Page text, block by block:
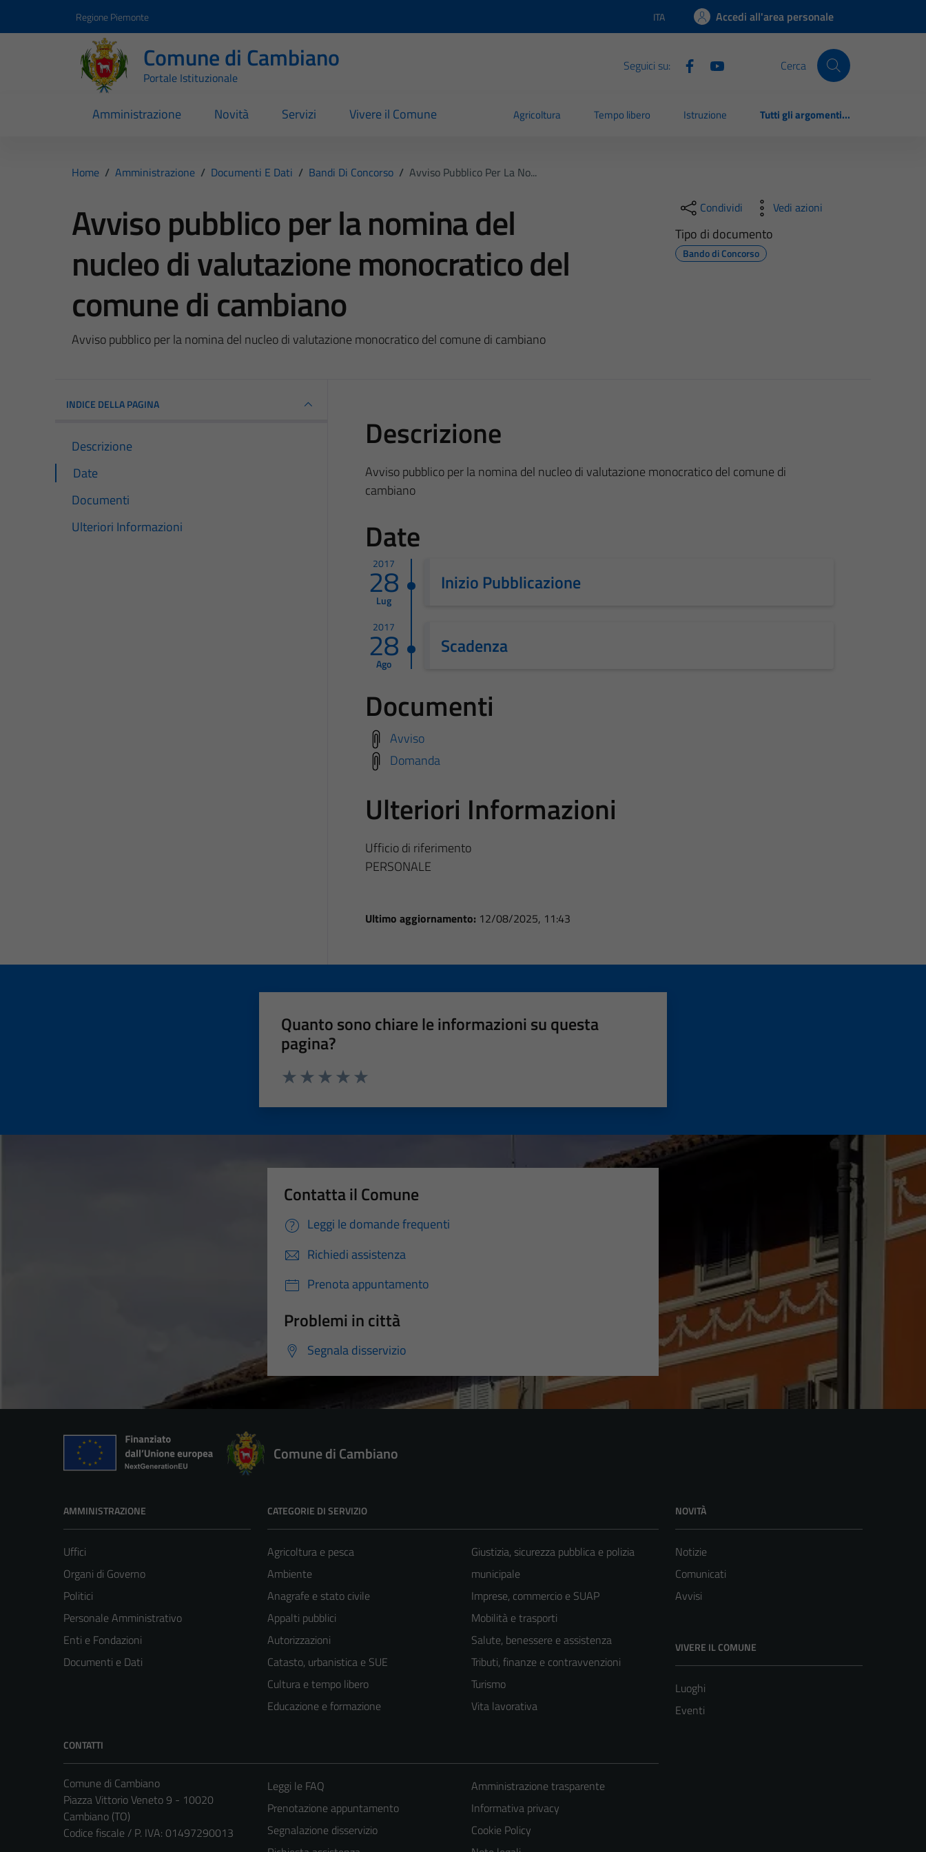
Regione Piemonte Lingua attiva:
ITA Accedi all'area personale
Comune di Cambiano
Portale Istituzionale
Seguici su: Cerca
Amministrazione Novità Servizi Vivere il Comune Agricoltura Tempo libero Istruzione Tutti gli argomenti...
Home / Amministrazione / Documenti E Dati / Bandi Di Concorso / Avviso Pubblico Per La No...
Avviso pubblico per la nomina del
nucleo di valutazione monocratico del
comune di cambiano
Avviso pubblico per la nomina del nucleo di valutazione monocratico del comune di cambiano
Condividi Vedi azioni
Tipo di documento
Bando di Concorso
INDICE DELLA PAGINA
Descrizione
Date
Documenti
Ulteriori Informazioni
Descrizione
Avviso pubblico per la nomina del nucleo di valutazione monocratico del comune di
cambiano
Date
2017
28
Lug
Inizio Pubblicazione
2017
28
Ago
Scadenza
Documenti
Avviso
Domanda
Ulteriori Informazioni
Ufficio di riferimento
PERSONALE
Ultimo aggiornamento: 12/08/2025, 11:43
Quanto sono chiare le informazioni su questa
pagina?
Contatta il Comune
Leggi le domande frequenti
Richiedi assistenza
Prenota appuntamento
Problemi in città
Segnala disservizio
Comune di Cambiano
AMMINISTRAZIONE
Uffici
Organi di Governo
Politici
Personale Amministrativo
Enti e Fondazioni
Documenti e Dati
CATEGORIE DI SERVIZIO
Agricoltura e pesca
Ambiente
Anagrafe e stato civile
Appalti pubblici
Autorizzazioni
Catasto, urbanistica e SUE
Cultura e tempo libero
Educazione e formazione
Giustizia, sicurezza pubblica e polizia
municipale
Imprese, commercio e SUAP
Mobilità e trasporti
Salute, benessere e assistenza
Tributi, finanze e contravvenzioni
Turismo
Vita lavorativa
NOVITÀ
Notizie
Comunicati
Avvisi
VIVERE IL COMUNE
Luoghi
Eventi
CONTATTI
Comune di Cambiano
Piazza Vittorio Veneto 9 - 10020
Cambiano (TO)
Codice fiscale / P. IVA: 01497290013
Leggi le FAQ
Prenotazione appuntamento
Segnalazione disservizio
Amministrazione trasparente
Informativa privacy
Cookie Policy